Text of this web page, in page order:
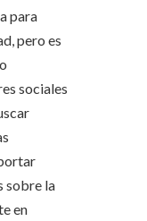
para
pero es
sociales
sobre la
en